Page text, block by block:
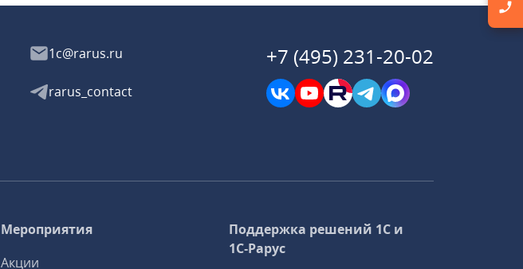
1c@rarus.ru
rarus_contact
+7 (495) 231-20-02
Мероприятия
Акции
Поддержка решений 1С и
1С‑Рарус